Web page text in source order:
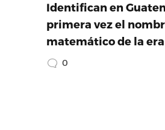
Identifican en
primera vez el
matemático de la
0